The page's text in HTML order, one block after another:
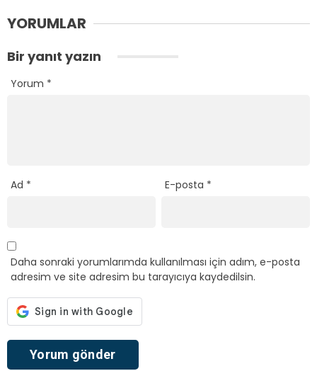
YORUMLAR
Bir yanıt yazın
Yorum *
Ad * E-posta *
Daha sonraki yorumlarımda kullanılması için adım, e-posta
adresim ve site adresim bu tarayıcıya kaydedilsin.